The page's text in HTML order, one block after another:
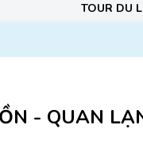
TOUR DU
- QUAN